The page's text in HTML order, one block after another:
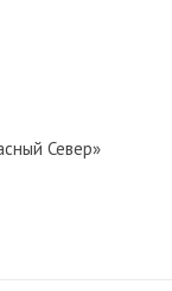
Север»